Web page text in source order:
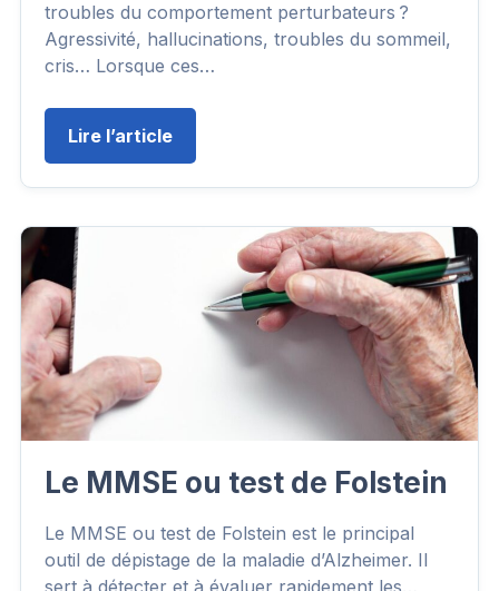
troubles du comportement perturbateurs ?
Agressivité, hallucinations, troubles du sommeil,
cris… Lorsque ces…
Lire l’article
Le MMSE ou test de Folstein
Le MMSE ou test de Folstein est le principal
outil de dépistage de la maladie d’Alzheimer. Il